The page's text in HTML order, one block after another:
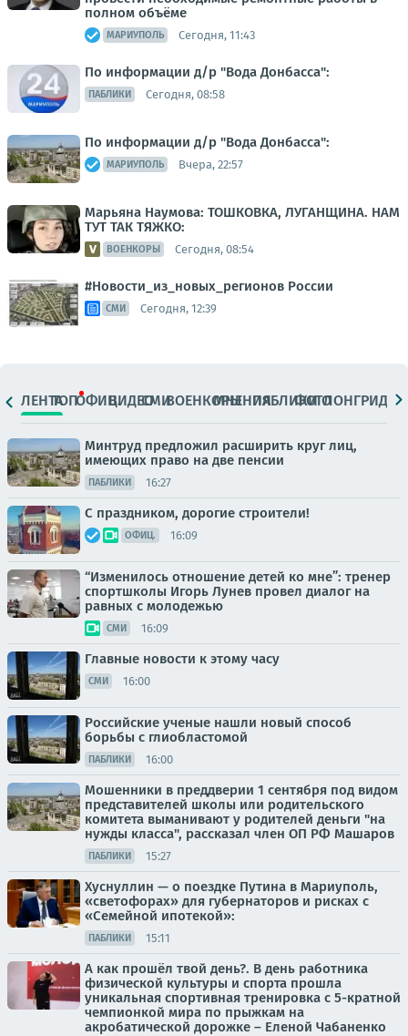
полном объёме
МАРИУПОЛЬ Сегодня, 11:43
По информации д/р "Вода Донбасса":
ПАБЛИКИ Сегодня, 08:58
По информации д/р "Вода Донбасса":
МАРИУПОЛЬ Вчера, 22:57
Марьяна Наумова: ТОШКОВКА, ЛУГАНЩИНА. НАМ
ТУТ ТАК ТЯЖКО:
ВОЕНКОРЫ Сегодня, 08:54
#Новости_из_новых_регионов России
СМИ Сегодня, 12:39
ЛЕНТАТОПОФИЦ.ВИДЕОСМИВОЕНКОРЫМНЕНИЯПАБЛИКИ
ФОТОЛОНГРИДЫ
Минтруд предложил расширить круг лиц,
имеющих право на две пенсии
ПАБЛИКИ 16:27
С праздником, дорогие строители!
ОФИЦ. 16:09
“Изменилось отношение детей ко мне”: тренер
спортшколы Игорь Лунев провел диалог на
равных с молодежью
СМИ 16:09
Главные новости к этому часу
СМИ 16:00
Российские ученые нашли новый способ
борьбы с глиобластомой
ПАБЛИКИ 16:00
Мошенники в преддверии 1 сентября под видом
представителей школы или родительского
комитета выманивают у родителей деньги "на
нужды класса", рассказал член ОП РФ Машаров
ПАБЛИКИ 15:27
Хуснуллин — о поездке Путина в Мариуполь,
«светофорах» для губернаторов и рисках с
«Семейной ипотекой»:
ПАБЛИКИ 15:11
А как прошёл твой день?. В день работника
физической культуры и спорта прошла
уникальная спортивная тренировка с 5-кратной
чемпионкой мира по прыжкам на
акробатической дорожке – Еленой Чабаненко